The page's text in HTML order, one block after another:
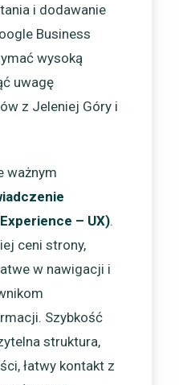
i dodawanie
Business
wysoką
uwagę
z Jeleniej Góry i
ważnym
– UX).
ceni strony,
w nawigacji i
Szybkość
struktura,
łatwy kontakt z